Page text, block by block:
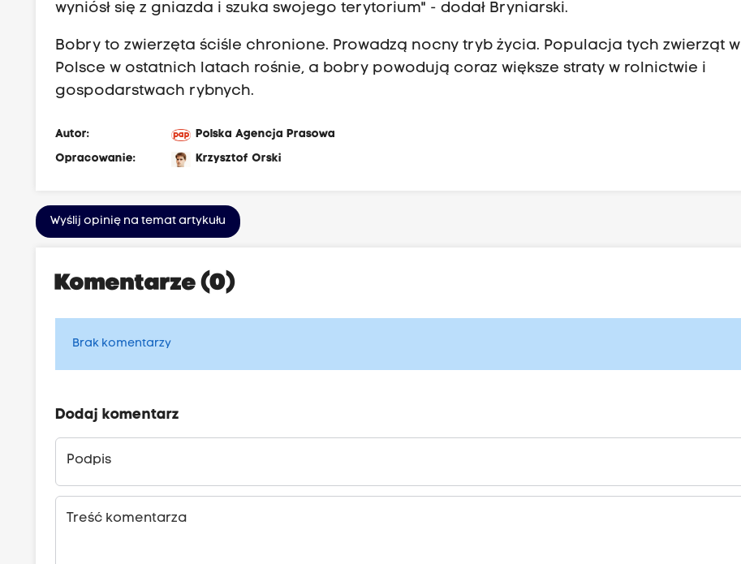
wyniósł się z gniazda i szuka swojego terytorium" - dodał Bryniarski.
Bobry to zwierzęta ściśle chronione. Prowadzą nocny tryb życia. Populacja tych zwierząt w
Polsce w ostatnich latach rośnie, a bobry powodują coraz większe straty w rolnictwie i
gospodarstwach rybnych.
Autor:
Polska Agencja Prasowa
Opracowanie:
Krzysztof Orski
Wyślij opinię na temat artykułu
Komentarze (0)
Brak komentarzy
Dodaj komentarz
Podpis
Treść komentarza